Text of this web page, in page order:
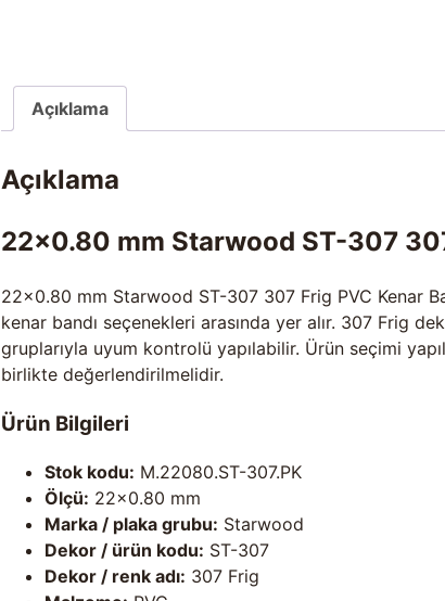
Açıklama
Açıklama
22×0.80 mm Starwood ST-307
22×0.80 mm Starwood ST-307 307 Frig PVC Kenar
kenar bandı seçenekleri arasında yer alır. 307 Frig
gruplarıyla uyum kontrolü yapılabilir. Ürün seçimi
birlikte değerlendirilmelidir.
Ürün Bilgileri
Stok kodu: M.22080.ST-307.PK
Ölçü: 22×0.80 mm
Marka / plaka grubu: Starwood
Dekor / ürün kodu: ST-307
Dekor / renk adı: 307 Frig